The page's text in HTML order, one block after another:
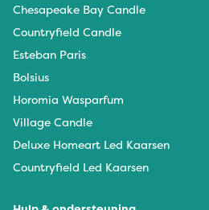
Chesapeake Bay Candle
Countryfield Candle
Esteban Paris
Bolsius
Horomia Wasparfum
Village Candle
Deluxe Homeart Led Kaarsen
Countryfield Led Kaarsen